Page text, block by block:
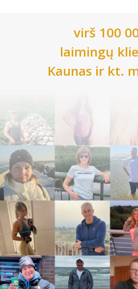
virš 100
laimingų
Kaunas ir kt.